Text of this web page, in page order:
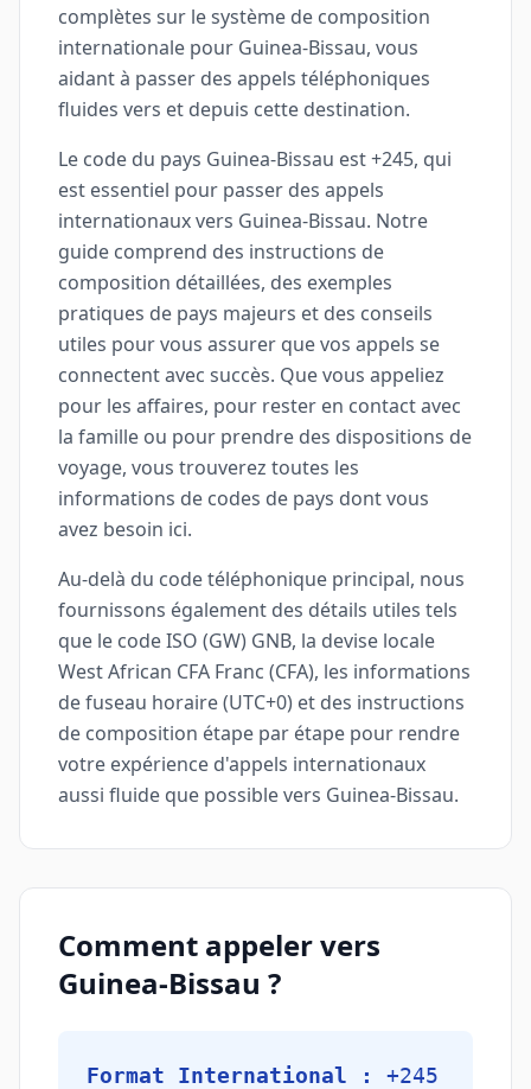
complètes sur le système de composition
internationale pour Guinea-Bissau, vous
aidant à passer des appels téléphoniques
fluides vers et depuis cette destination.
Le code du pays Guinea-Bissau est +245, qui
est essentiel pour passer des appels
internationaux vers Guinea-Bissau. Notre
guide comprend des instructions de
composition détaillées, des exemples
pratiques de pays majeurs et des conseils
utiles pour vous assurer que vos appels se
connectent avec succès. Que vous appeliez
pour les affaires, pour rester en contact avec
la famille ou pour prendre des dispositions de
voyage, vous trouverez toutes les
informations de codes de pays dont vous
avez besoin ici.
Au-delà du code téléphonique principal, nous
fournissons également des détails utiles tels
que le code ISO (GW) GNB, la devise locale
West African CFA Franc (CFA), les informations
de fuseau horaire (UTC+0) et des instructions
de composition étape par étape pour rendre
votre expérience d'appels internationaux
aussi fluide que possible vers Guinea-Bissau.
Comment appeler vers
Guinea-Bissau ?
Format International :
+245